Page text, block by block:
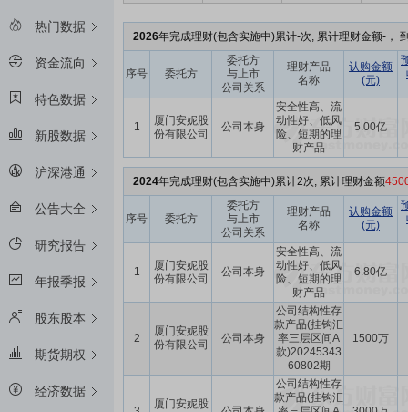
热门数据
资金流向
特色数据
新股数据
沪深港通
公告大全
研究报告
年报季报
股东股本
期货期权
经济数据
2026年完成理财(包含实施中)累计-次, 累计理财金额-，
序号 委托方
委托方
与上市
公司关系
理财产品
名称
认购金额
(元)
1
厦门安妮股
份有限公司
公司本身
安全性高、流
动性好、低风
险、短期的理
财产品
5.00亿
2024年完成理财(包含实施中)累计2次, 累计理财金额
序号 委托方
委托方
与上市
公司关系
理财产品
名称
认购金额
(元)
1
厦门安妮股
份有限公司
公司本身
安全性高、流
动性好、低风
险、短期的理
财产品
6.80亿
2
厦门安妮股
份有限公司
公司本身
公司结构性存
款产品(挂钩汇
率三层区间A
款)20245343
60802期
1500万
厦门安妮股
公司结构性存
款产品(挂钩汇